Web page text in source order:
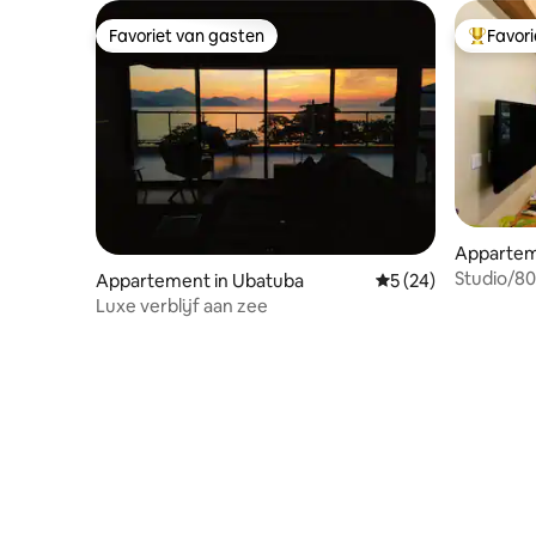
Favoriet van gasten
Favoriet van gasten
Appartement in Ubatuba Gemiddelde
5 (24)
Luxe verblijf aan zee
Studio/